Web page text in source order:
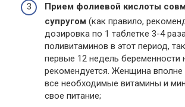
Прием фолиевой кислоты
супругом (как правило,
дозировка по 1 таблетке 3-4
поливитаминов в этот период,
первые 12 недель беременности
рекомендуется. Женщина вполне
все необходимые витамины и
свое питание;